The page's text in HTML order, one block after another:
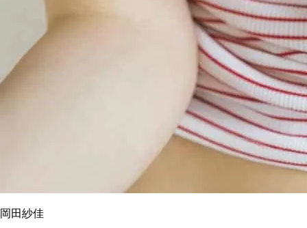
岡田紗佳